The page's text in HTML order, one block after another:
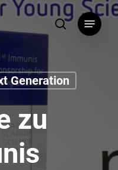
search
Menu
Generation
zu